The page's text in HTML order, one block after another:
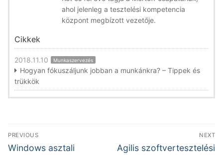
ahol jelenleg a tesztelési kompetencia
központ megbízott vezetője.
Cikkek
2018.11.10 Munkaszervezés
Hogyan fókuszáljunk jobban a munkánkra? – Tippek és
trükkök
Bejegyzés
navigáció
PREVIOUS
Previous
Windows asztali
NEXT
Next
Agilis szoftvertesztelési